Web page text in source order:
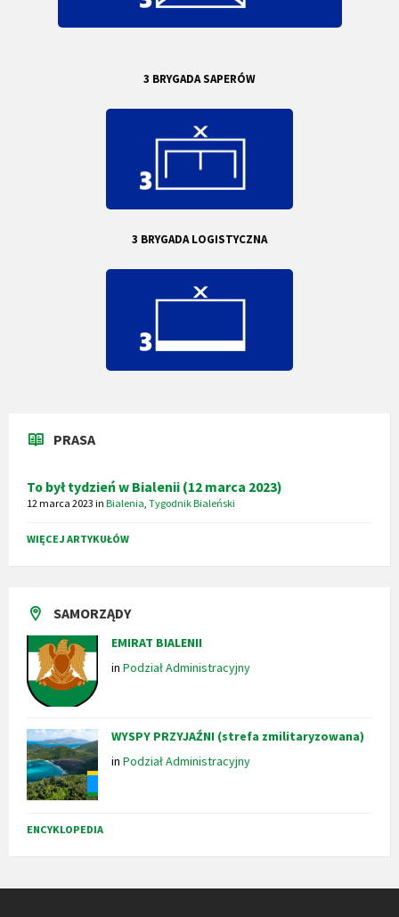
3 BRYGADA SAPERÓW
3 BRYGADA LOGISTYCZNA
PRASA
To był tydzień w Bialenii (12 marca 2023)
12 marca 2023 in Bialenia Tygodnik Bialeński
WIĘCEJ ARTYKUŁÓW
SAMORZĄDY
EMIRAT BIALENII
in Podział Administracyjny
WYSPY PRZYJAŹNI (strefa zmilitaryzowana)
in Podział Administracyjny
ENCYKLOPEDIA